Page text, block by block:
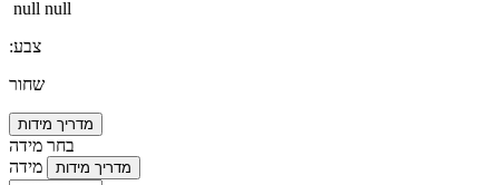
null null
:צבע
שחור
מדריך מידות
בחר מידה
מידה
מדריך מידות